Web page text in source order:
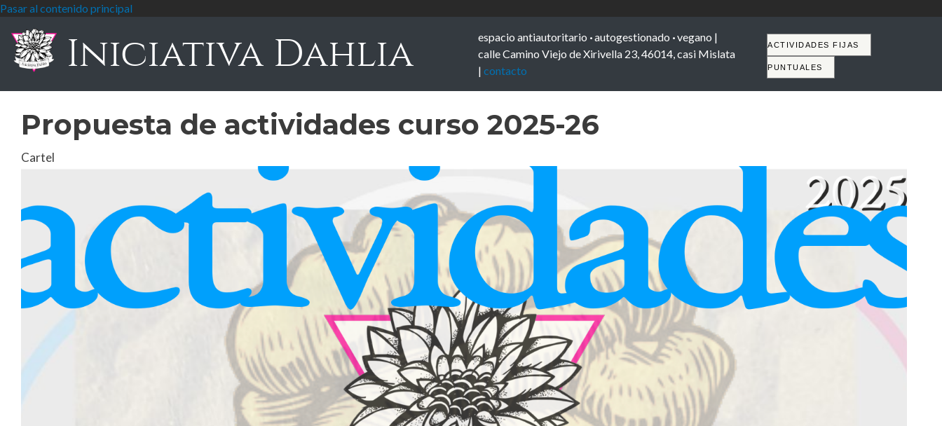
Pasar al contenido principal
Iniciativa Dahlia espacio antiautoritario ·autogestionado ·vegano |
calle Camino Viejo de Xirivella 23, 46014, casi Mislata
| contacto
Tabs
ACTIVIDADES FIJAS
PUNTUALES
Propuesta de actividades curso 2025-26
Cartel